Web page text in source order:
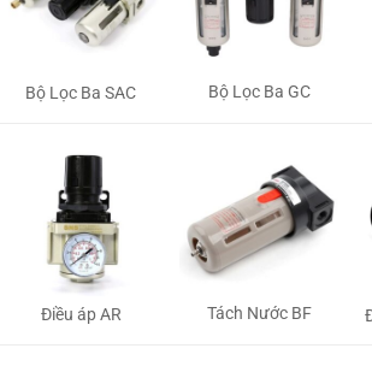
Bộ Lọc Ba SAC Bộ Lọc Ba GC
Điều áp AR Tách Nước BF